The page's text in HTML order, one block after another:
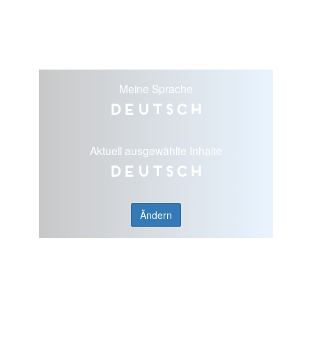
Meine Sprache
Deutsch
Aktuell ausgewählte Inhalte
Deutsch
Ändern